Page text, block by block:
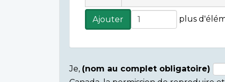
Ajouter
Ajouter
plus
plus
Je, (nom au complet obligatoire)